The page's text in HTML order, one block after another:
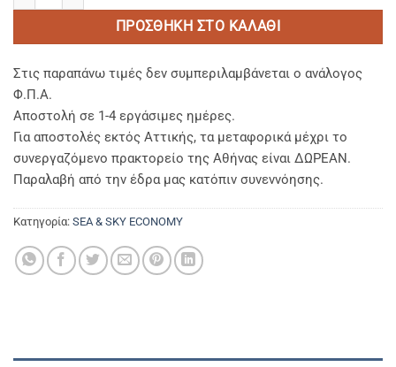
ΠΡΟΣΘΉΚΗ ΣΤΟ ΚΑΛΆΘΙ
Στις παραπάνω τιμές δεν συμπεριλαμβάνεται ο ανάλογος
Φ.Π.Α.
Αποστολή σε 1-4 εργάσιμες ημέρες.
Για αποστολές εκτός Αττικής, τα μεταφορικά μέχρι το
συνεργαζόμενο πρακτορείο της Αθήνας είναι ΔΩΡΕΑΝ.
Παραλαβή από την έδρα μας κατόπιν συνεννόησης.
Κατηγορία: SEA & SKY ECONOMY